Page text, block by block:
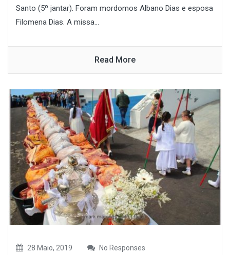
Santo (5º jantar). Foram mordomos Albano Dias e esposa
Filomena Dias. A missa...
Read More
28 Maio, 2019 No Responses